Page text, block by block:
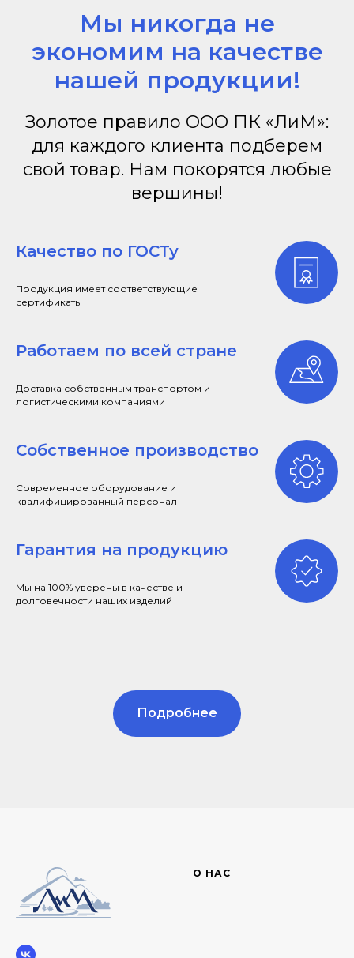
Мы никогда не
экономим на качестве
нашей продукции!
Золотое правило ООО ПК «ЛиМ»:
для каждого клиента подберем
свой товар. Нам покорятся любые
вершины!
Качество по ГОСТу
Продукция имеет соответствующие
сертификаты
Работаем по всей стране
Доставка собственным транспортом и
логистическими компаниями
Собственное производство
Современное оборудование и
квалифицированный персонал
Гарантия на продукцию
Мы на 100% уверены в качестве и
долговечности наших изделий
Подробнее
О НАС